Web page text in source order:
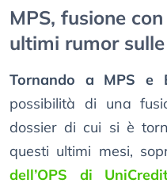
MPS, fusione
ultimi rumor
Tornando a MPS e
possibilità di una
dossier di cui si è
questi ultimi mesi,
dell’OPS di